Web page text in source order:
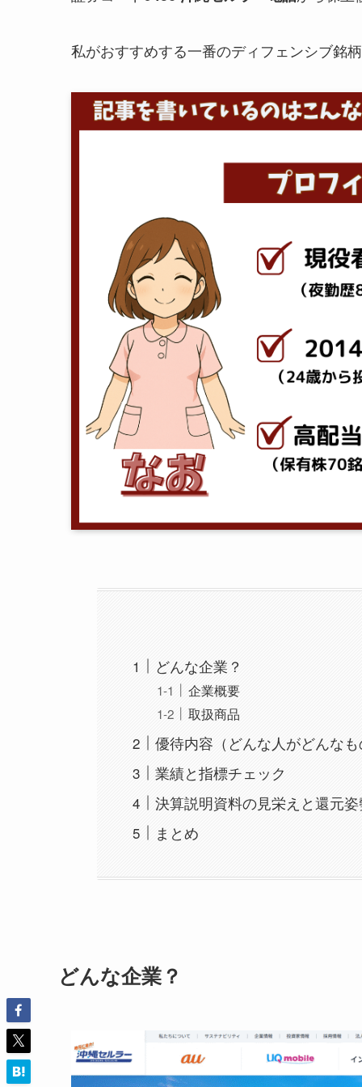
私がおすすめする一番のディフェンシブ銘
どんな企業？
企業概要
取扱商品
優待内容（どんな人がどんな
業績と指標チェック
決算説明資料の見栄えと還元
まとめ
どんな企業？